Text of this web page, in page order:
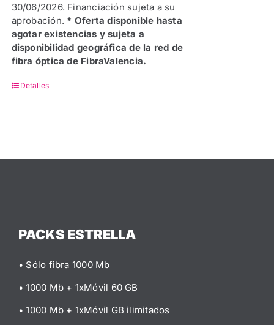
30/06/2026. Financiación sujeta a su
aprobación. * Oferta disponible hasta
agotar existencias y sujeta a
disponibilidad geográfica de la red de
fibra óptica de FibraValencia.
Detalles
PACKS ESTRELLA
• Sólo fibra 1000 Mb
• 1000 Mb + 1xMóvil 60 GB
• 1000 Mb + 1xMóvil GB ilimitados